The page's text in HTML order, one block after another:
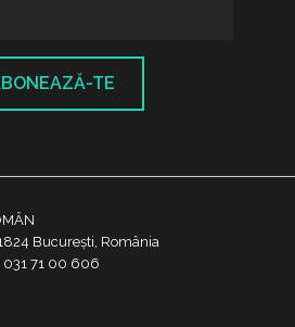
TE
București, România
031 71 00 606